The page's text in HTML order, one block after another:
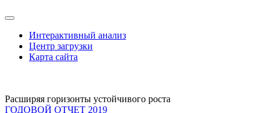
Интерактивный анализ
Центр загрузки
Карта сайта
Расширяя горизонты устойчивого роста
ГОДОВОЙ ОТЧЕТ 2019